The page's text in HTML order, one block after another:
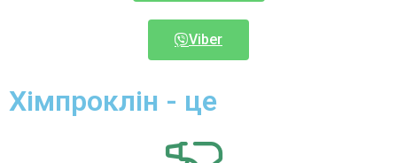
Viber
Хімпроклін - це